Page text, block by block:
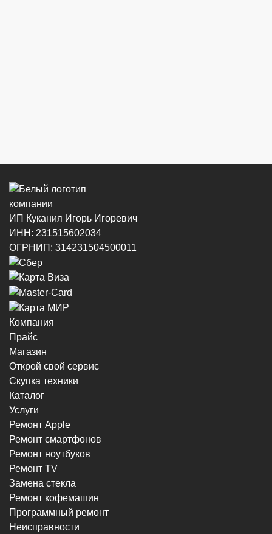
ИП Кукания Игорь Игоревич
ИНН: 231515602034
ОГРНИП: 314231504500011
Компания
Прайс
Магазин
Открой свой сервис
Скупка техники
Каталог
Услуги
Ремонт Apple
Ремонт смартфонов
Ремонт ноутбуков
Ремонт TV
Замена стекла
Ремонт кофемашин
Программный ремонт
Неисправности